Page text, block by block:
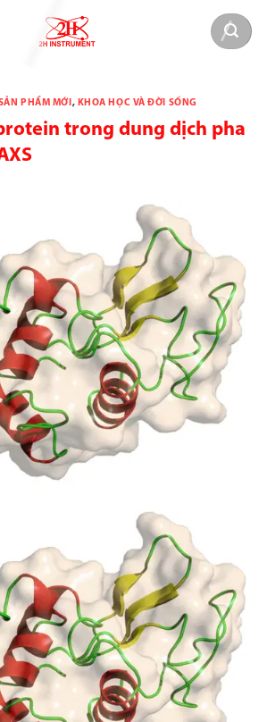
PHẨM MỚI , KHOA HỌC VÀ ĐỜI SỐNG
trong dung dịch pha